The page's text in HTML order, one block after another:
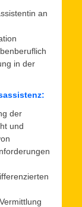
an
in der
der
und